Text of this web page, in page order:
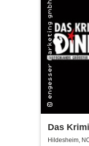
Das
Hildesheim,